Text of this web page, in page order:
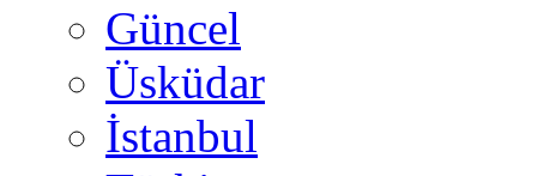
Güncel
Üsküdar
İstanbul